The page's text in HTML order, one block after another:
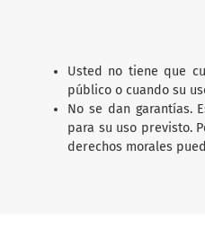
Usted no tiene que
público o cuando su
No se dan garantías.
para su uso previsto.
derechos morales